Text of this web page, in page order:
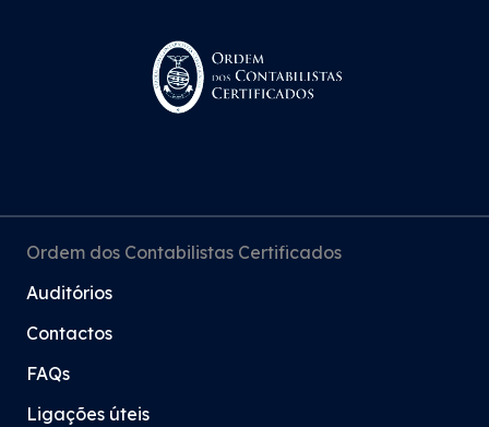
Ordem dos Contabilistas Certificados
Auditórios
Contactos
FAQs
Ligações úteis